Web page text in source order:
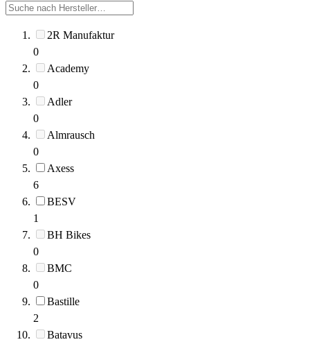
2R Manufaktur
0
Academy
0
Adler
0
Almrausch
0
Axess
6
BESV
1
BH Bikes
0
BMC
0
Bastille
2
Batavus